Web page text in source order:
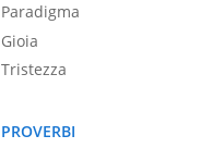
Paradigma
Gioia
Tristezza
PROVERBI